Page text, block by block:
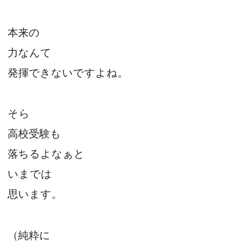
本来の
力なんて
発揮できないですよね。
そら
高校受験も
落ちるよなぁと
いまでは
思います。
（純粋に